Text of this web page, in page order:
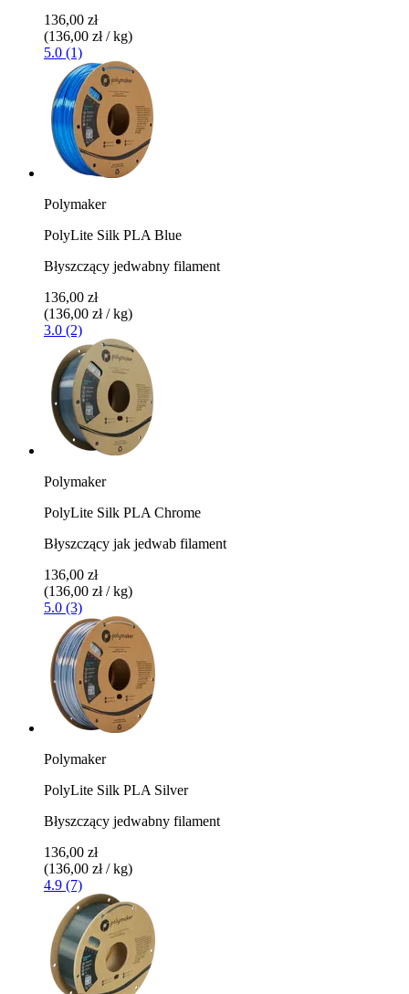
136,00 zł
(136,00 zł / kg)
5.0 (1)
Polymaker
PolyLite Silk PLA Blue
Błyszczący jedwabny filament
136,00 zł
(136,00 zł / kg)
3.0 (2)
Polymaker
PolyLite Silk PLA Chrome
Błyszczący jak jedwab filament
136,00 zł
(136,00 zł / kg)
5.0 (3)
Polymaker
PolyLite Silk PLA Silver
Błyszczący jedwabny filament
136,00 zł
(136,00 zł / kg)
4.9 (7)